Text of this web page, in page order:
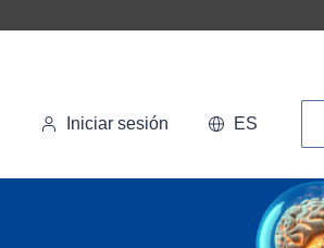
Iniciar sesión ES